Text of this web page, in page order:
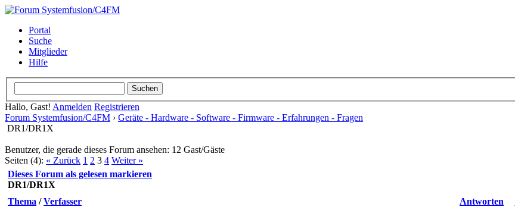
Portal
Suche
Mitglieder
Hilfe
Hallo, Gast! Anmelden Registrieren
Forum Systemfusion/C4FM › Geräte - Hardware - Software - Firmware - Erfahrungen - Fragen
DR1/DR1X
Benutzer, die gerade dieses Forum ansehen: 12 Gast/Gäste
Seiten (4): « Zurück 1 2 3 4 Weiter »
Dieses Forum als gelesen markieren
DR1/DR1X
Thema /Verfasser Antworten